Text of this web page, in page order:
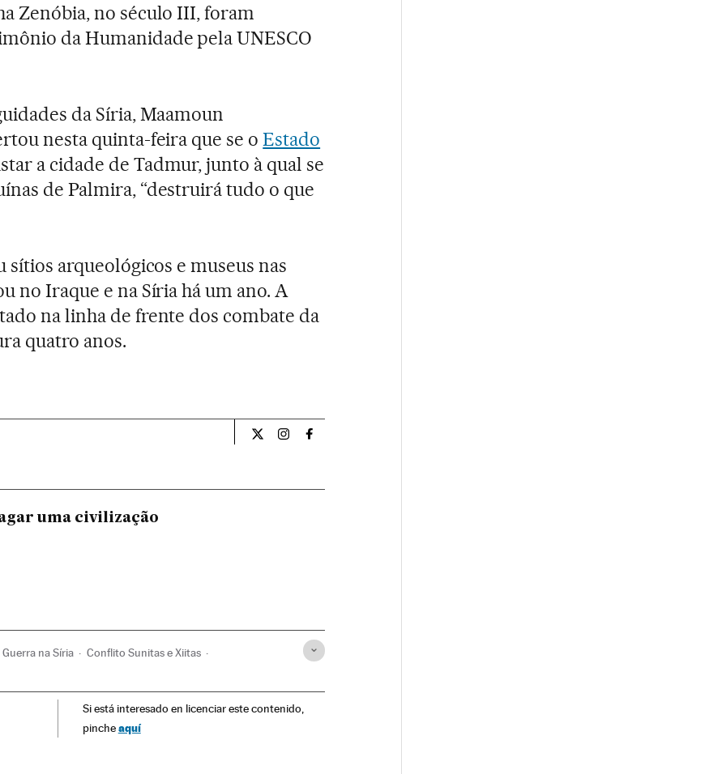
Zenóbia, no século III, foram
da Humanidade pela UNESCO
da Síria, Maamoun
nesta quinta-feira que se oEstado
a cidade de Tadmur, junto à qual se
de Palmira, “destruirá tudo o que
arqueológicos e museus nas
no Iraque e na Síria há um ano. A
na linha de frente dos combate da
quatro anos.
Internacional El País Brasil en Twitter
Internacional El País Brasil en Instagram
Internacional El País Brasil en Facebook
uma civilização
Guerra na Síria Conflito Sunitas e Xiitas
Religião Arte
Si está interesado en licenciar este contenido,
pincheaquí